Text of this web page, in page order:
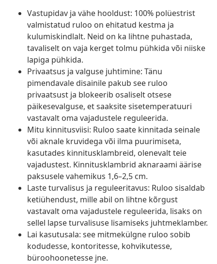
Vastupidav ja vähe hooldust: 100% polüestrist
valmistatud ruloo on ehitatud kestma ja
kulumiskindlalt. Neid on ka lihtne puhastada,
tavaliselt on vaja kerget tolmu pühkida või niiske
lapiga pühkida.
Privaatsus ja valguse juhtimine: Tänu
pimendavale disainile pakub see ruloo
privaatsust ja blokeerib osaliselt otsese
päikesevalguse, et saaksite sisetemperatuuri
vastavalt oma vajadustele reguleerida.
Mitu kinnitusviisi: Ruloo saate kinnitada seinale
või aknale kruvidega või ilma puurimiseta,
kasutades kinnitusklambreid, olenevalt teie
vajadustest. Kinnitusklambrid aknaraami äärise
paksusele vahemikus 1,6–2,5 cm.
Laste turvalisus ja reguleeritavus: Ruloo sisaldab
ketiühendust, mille abil on lihtne kõrgust
vastavalt oma vajadustele reguleerida, lisaks on
sellel lapse turvalisuse lisamiseks juhtmeklamber.
Lai kasutusala: see mitmekülgne ruloo sobib
kodudesse, kontoritesse, kohvikutesse,
büroohoonetesse jne.